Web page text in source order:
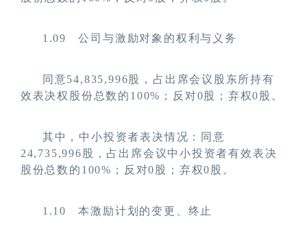
1.09公司与激励对象的权利与义务
同意54,835,996股，占出席会议股东所持有
效表决权股份总数的100%；反对0股；弃权0股。
其中，中小投资者表决情况：同意
24,735,996股，占出席会议中小投资者有效表决
股份总数的100%；反对0股；弃权0股。
1.10本激励计划的变更、终止